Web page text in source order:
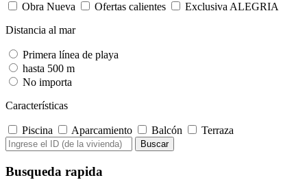
Obra Nueva
Ofertas calientes
Exclusiva ALEGRIA
Distancia al mar
Primera línea de playa
hasta 500 m
No importa
Características
Piscina Aparcamiento Balcón Terraza
Busqueda rapida